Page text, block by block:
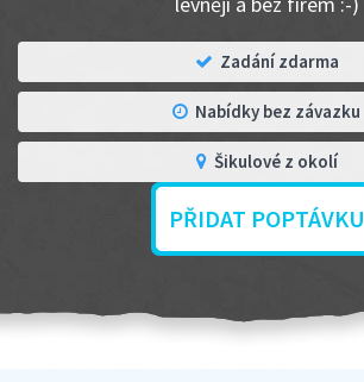
Zadání zdarma
Nabídky bez závazku
Šikulové z okolí
PŘIDAT POPTÁVKU